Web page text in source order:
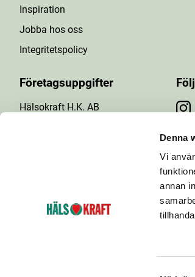
Denna
Vi
annan
Inspiration
Jobba hos oss
Integritetspolicy
Företagsuppgifter
Hälsokraft H.K. AB
bestående av ett 60-tal